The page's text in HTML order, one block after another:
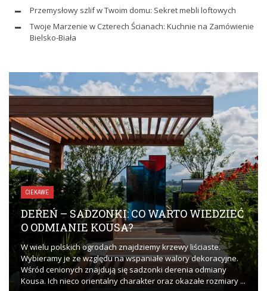
Przemysłowy szlif w Twoim domu: Sekret mebli loftowych
Twoje Marzenie w Czterech Ścianach: Kuchnie na Zamówienie
Bielsko-Biała
CIEKAWE
DEREŃ – SADZONKI: CO WARTO WIEDZIEĆ
O ODMIANIE KOUSA?
W wielu polskich ogrodach znajdziemy krzewy liściaste.
Wybieramy je ze względu na wspaniałe walory dekoracyjne.
Wśród cenionych znajdują się sadzonki derenia odmiany
Kousa. Ich nieco orientalny charakter oraz okazałe rozmiary ...